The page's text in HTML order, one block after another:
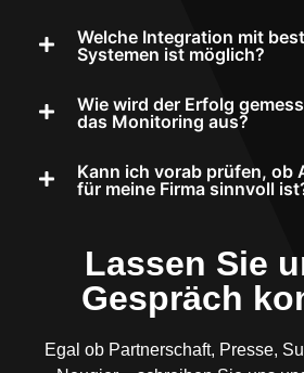
Welche Integration mit
Systemen ist möglich?
Wie wird der Erfolg
das Monitoring aus?
Kann ich vorab prüfen, ob
für meine Firma sinnvoll
Lassen Sie
Gespräch
Egal ob Partnerschaft, Presse,